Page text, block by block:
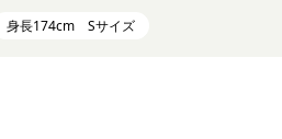
身長174cm Sサイズ